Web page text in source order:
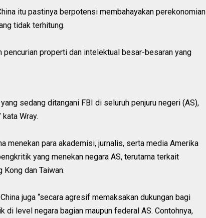
itu pastinya berpotensi membahayakan perekonomian
tidak terhitung.
pencurian properti dan intelektual besar-besaran yang
sedang ditangani FBI di seluruh penjuru negeri (AS),
Wray.
menekan para akademisi, jurnalis, serta media Amerika
yang menekan negara AS, terutama terkait
dan Taiwan.
juga “secara agresif memaksakan dukungan bagi
di level negara bagian maupun federal AS. Contohnya,